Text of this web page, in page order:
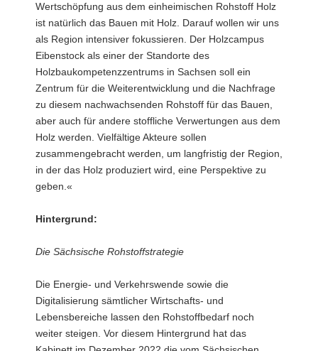
Wertschöpfung aus dem einheimischen Rohstoff Holz
ist natürlich das Bauen mit Holz. Darauf wollen wir uns
als Region intensiver fokussieren. Der Holzcampus
Eibenstock als einer der Standorte des
Holzbaukompetenzzentrums in Sachsen soll ein
Zentrum für die Weiterentwicklung und die Nachfrage
zu diesem nachwachsenden Rohstoff für das Bauen,
aber auch für andere stoffliche Verwertungen aus dem
Holz werden. Vielfältige Akteure sollen
zusammengebracht werden, um langfristig der Region,
in der das Holz produziert wird, eine Perspektive zu
geben.«
Hintergrund:
Die Sächsische Rohstoffstrategie
Die Energie- und Verkehrswende sowie die
Digitalisierung sämtlicher Wirtschafts- und
Lebensbereiche lassen den Rohstoffbedarf noch
weiter steigen. Vor diesem Hintergrund hat das